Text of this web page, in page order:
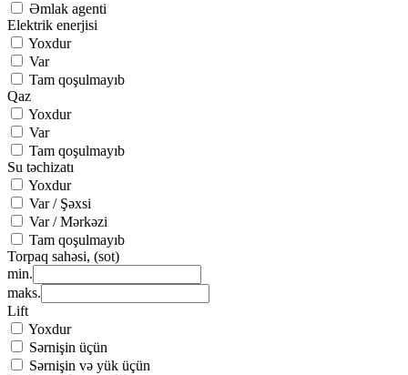
Əmlak agenti
Elektrik enerjisi
Yoxdur
Var
Tam qoşulmayıb
Qaz
Yoxdur
Var
Tam qoşulmayıb
Su təchizatı
Yoxdur
Var / Şəxsi
Var / Mərkəzi
Tam qoşulmayıb
Torpaq sahəsi, (sot)
min.
maks.
Lift
Yoxdur
Sərnişin üçün
Sərnişin və yük üçün